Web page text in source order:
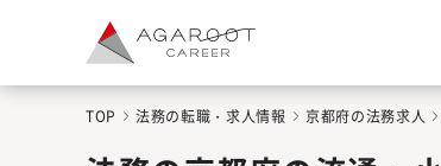
TOP 法務の転職・求人情報 京都府の法務求人